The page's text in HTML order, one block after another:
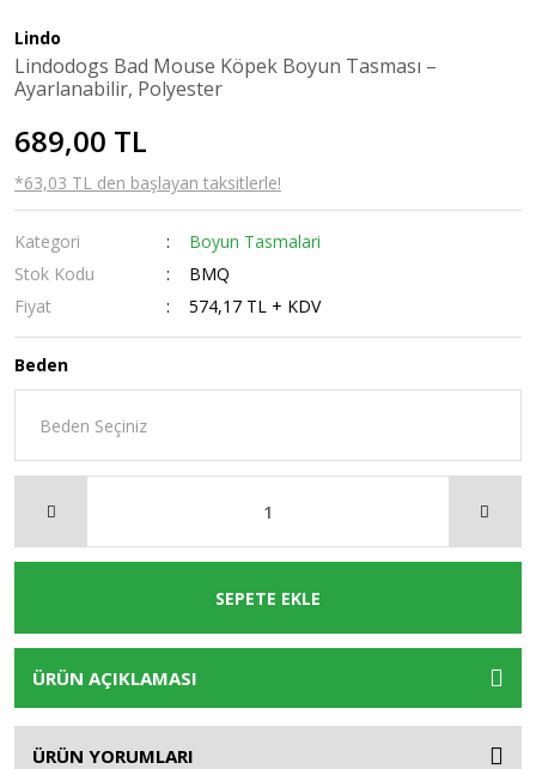
Lindo
Lindodogs Bad Mouse Köpek Boyun Tasması –
Ayarlanabilir, Polyester
689,00 TL
*63,03 TL den başlayan taksitlerle!
Kategori
Boyun Tasmalari
Stok Kodu
BMQ
Fiyat
574,17 TL + KDV
Beden
SEPETE EKLE
ÜRÜN AÇIKLAMASI
ÜRÜN YORUMLARI